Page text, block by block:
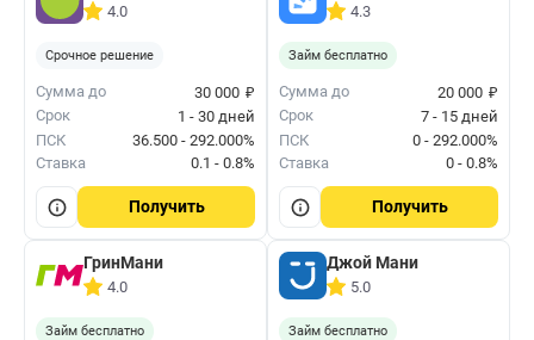
4.0
Срочное решение
Сумма до 30 000 ₽
Срок
1 - 30 дней
ПСК
36.500 - 292.000%
Ставка
0.1 - 0.8%
Получить
4.3
Займ бесплатно
Сумма до 20 000 ₽
Срок
7 - 15 дней
ПСК
0 - 292.000%
Ставка
0 - 0.8%
Получить
ГринМани
4.0
Займ бесплатно
Джой Мани
5.0
Займ бесплатно